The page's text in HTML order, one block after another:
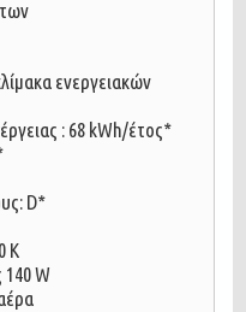
ενεργειακών
: 68 kWh/έτος*
D*
Κ
140 W